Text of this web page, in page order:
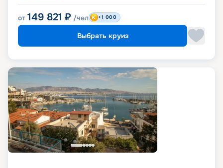
от 149 821 ₽ /чел +1 000
Выбрать круиз